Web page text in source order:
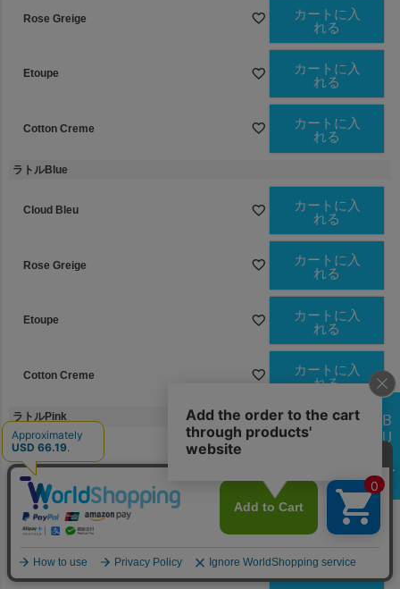
Rose Greige
カートに入
れる
Etoupe
カートに入
れる
Cotton Creme
カートに入
れる
ラトルBlue
Cloud Bleu
カートに入
れる
Rose Greige
カートに入
れる
Etoupe
カートに入
れる
Cotton Creme
カートに入
れる
ラトルPink
Rose Greige
カートに入
Etoupe
カートに入
れる